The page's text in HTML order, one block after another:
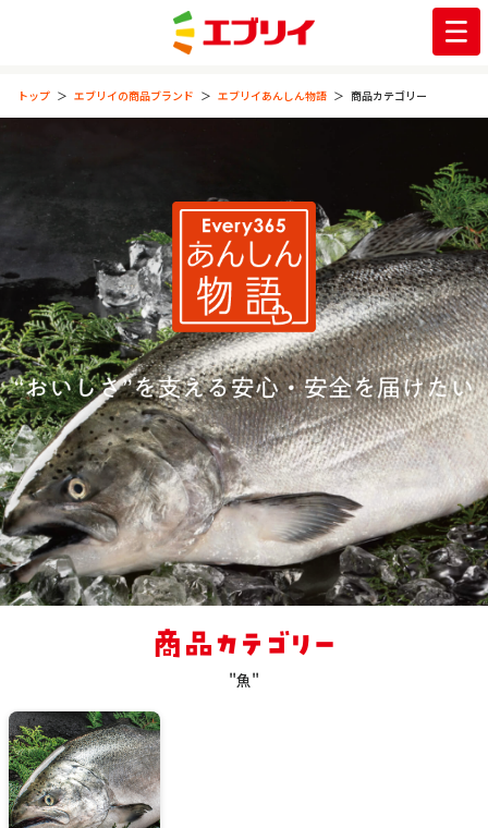
トップ エブリイの商品ブランド エブリイあんしん物語 商品カテゴリー
"魚"